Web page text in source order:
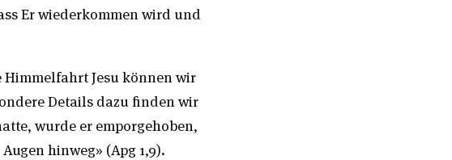
Er wiederkommen wird und
Himmelfahrt Jesu können wir
Details dazu finden wir
wurde er emporgehoben,
hinweg» (Apg 1,9).